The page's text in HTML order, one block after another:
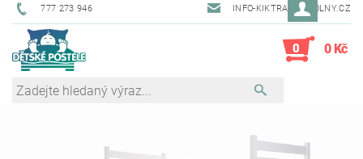
777 273 946 INFO-KIKTRADE@VOLNY.CZ
0 0 Kč